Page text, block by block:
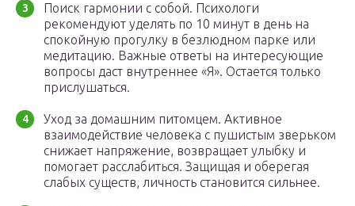
Поиск гармонии с собой. Психологи
рекомендуют уделять по 10 минут в день на
спокойную прогулку в безлюдном парке или
медитацию. Важные ответы на интересующие
вопросы даст внутреннее «Я». Остается только
прислушаться.
Уход за домашним питомцем. Активное
взаимодействие человека с пушистым зверьком
снижает напряжение, возвращает улыбку и
помогает расслабиться. Защищая и оберегая
слабых существ, личность становится сильнее.